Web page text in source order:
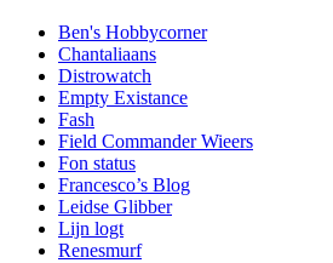
Ben's Hobbycorner
Chantaliaans
Distrowatch
Empty Existance
Fash
Field Commander Wieers
Fon status
Francesco’s Blog
Leidse Glibber
Lijn logt
Renesmurf